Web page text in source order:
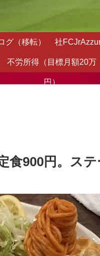
グ（移転） 社
不労所得（目標月額20万
円）
食900円。ス